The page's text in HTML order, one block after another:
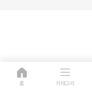
홈 카테고리